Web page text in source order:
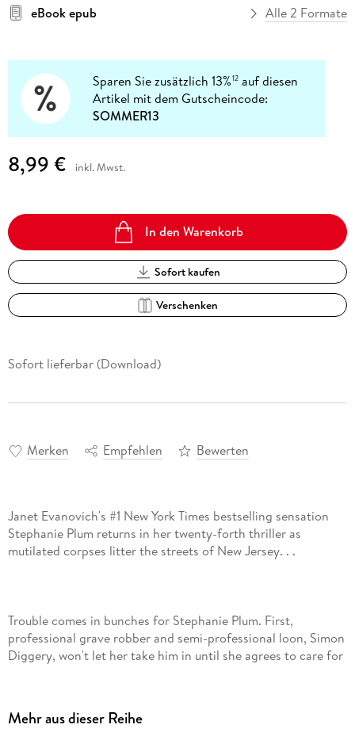
eBook epub
Alle 2 Formate
Sparen Sie zusätzlich 13%12 auf diesen
Artikel mit dem Gutscheincode:
SOMMER13
8,99 € inkl. Mwst.
In den Warenkorb
Sofort kaufen
Verschenken
Sofort lieferbar (Download)
Merken Empfehlen Bewerten
Janet Evanovich's #1 New York Times bestselling sensation
Stephanie Plum returns in her twenty-forth thriller as
Trouble comes in bunches for Stephanie Plum. First,
professional grave robber and semi-professional loon, Simon
Diggery, won't let her take him in until she agrees to care for
gun-whether that's for use on the wandering serpent or the
Mehr aus dieser Reihe